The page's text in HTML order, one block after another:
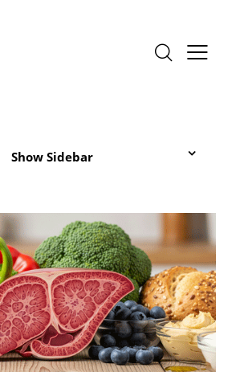
Show Sidebar